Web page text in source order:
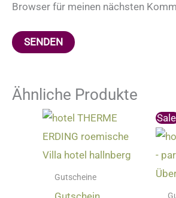
Browser für meinen nächsten
Ähnliche Produkte
Gutscheine